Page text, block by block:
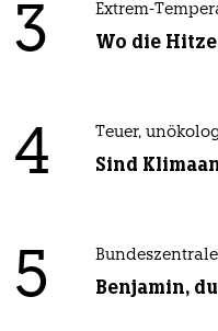
3 Extrem-
Wo die
4 Teuer,
Sind
5 Benjamin,